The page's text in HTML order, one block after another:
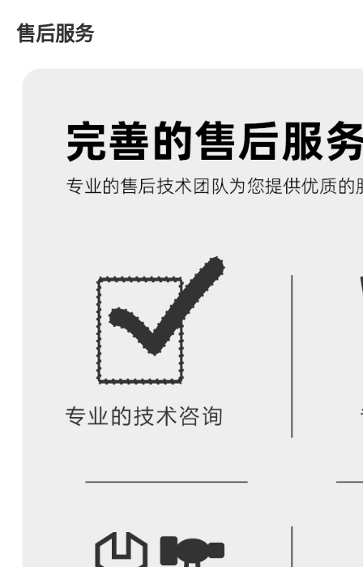
售后服务